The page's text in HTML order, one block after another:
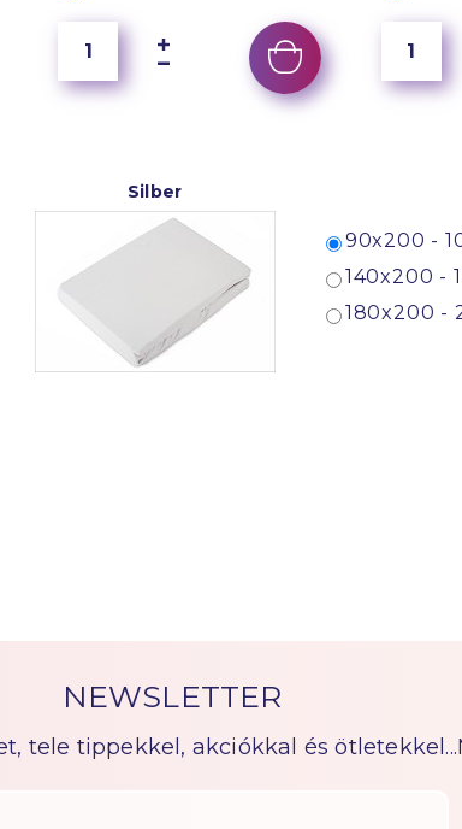
Silber
90x200 -
140x200 -
180x200 -
NEWSLETTER
tele tippekkel, akciókkal és